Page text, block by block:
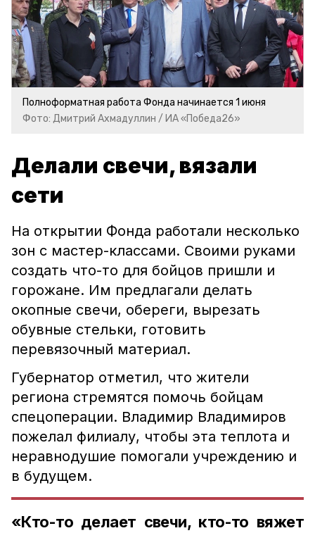
Полноформатная работа Фонда начинается 1 июня
Фото: Дмитрий Ахмадуллин / ИА «Победа26»
Делали свечи, вязали
сети
На открытии Фонда работали несколько
зон с мастер-классами. Своими руками
создать что-то для бойцов пришли и
горожане. Им предлагали делать
окопные свечи, обереги, вырезать
обувные стельки, готовить
перевязочный материал.
Губернатор отметил, что жители
региона стремятся помочь бойцам
спецоперации. Владимир Владимиров
пожелал филиалу, чтобы эта теплота и
неравнодушие помогали учреждению и
в будущем.
«Кто-то делает свечи, кто-то вяжет